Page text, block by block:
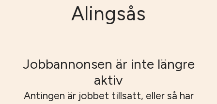
Alingsås
Jobbannonsen är inte längre
aktiv
Antingen är jobbet tillsatt, eller så har